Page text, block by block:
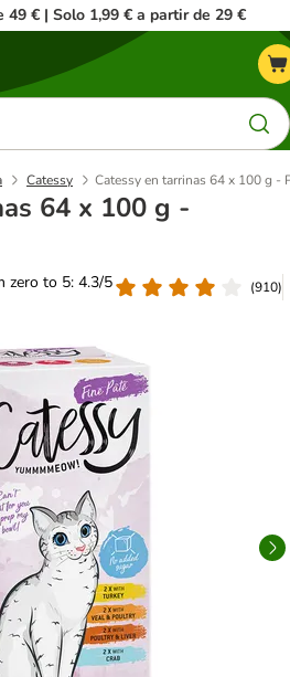
49 € | Solo 1,99 € a partir de 29 €
Catessy Catessy en tarrinas 64 x 100 g -
64 x 100 g -
zero to 5: 4.3/5
(910)